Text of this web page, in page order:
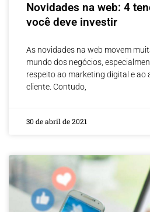
Novidades na web: 4
você deve investir
As novidades na web movem
mundo dos negócios,
respeito ao marketing digital e ao
cliente. Contudo,
30 de abril de 2021